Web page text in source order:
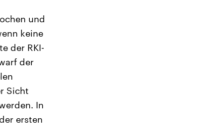
und
keine
der RKI-
der
Sicht
In
ersten